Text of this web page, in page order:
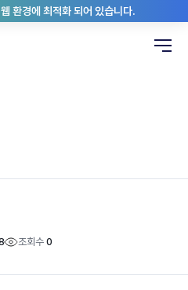
환경에 최적화 되어 있습니다.
조회수 0